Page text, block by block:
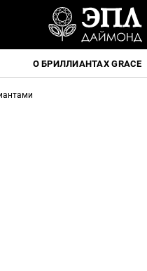
О БРИЛЛИАНТАХ GRACE